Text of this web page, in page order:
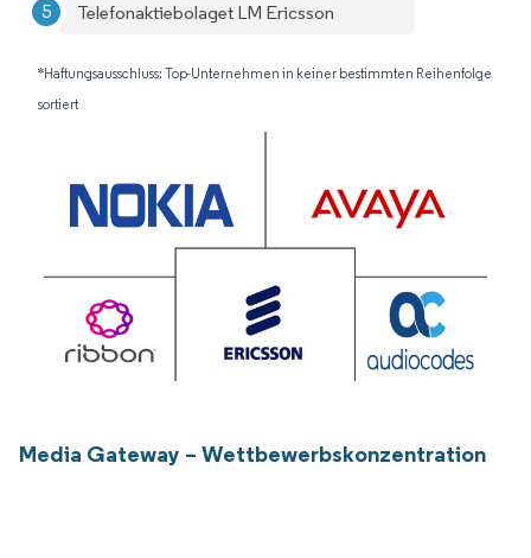
Telefonaktiebolaget LM Ericsson
*Haftungsausschluss: Top-Unternehmen in keiner bestimmten Reihenfolge
sortiert
Media Gateway – Wettbewerbskonzentration